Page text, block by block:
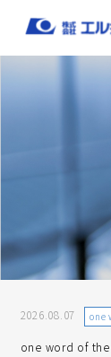
2026.08.07 one
one word of